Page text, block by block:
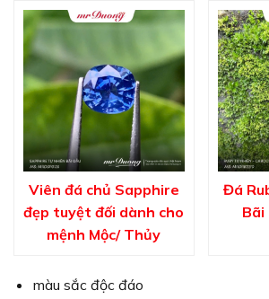
Viên đá chủ Sapphire
đẹp tuyệt đối dành cho
mệnh Mộc/ Thủy
Đá
Bãi
màu sắc độc đáo